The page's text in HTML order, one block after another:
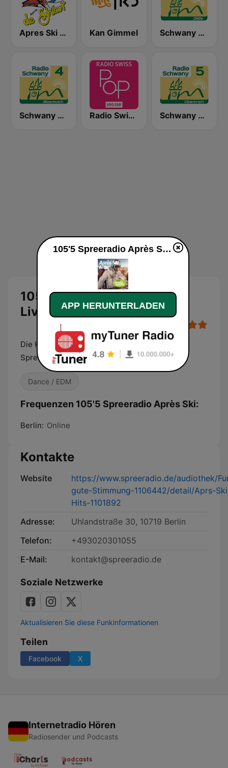
Apres Ski Radio Kan Gimmel Schwany Oldie
Schwany Radio 4 Radio Swiss Pop Schwany Radio 5 Oberkrain
105'5 Spreeradio Après Ski
Live
Die Hütte bebt, die Lederhosen fliegen –
Spreeradio Après Ski Hits!
Dance / EDM
Frequenzen 105'5 Spreeradio Après Ski:
Berlin: Online
Kontakte
Website
https://www.spreeradio.de/audiothek/
gute-Stimmung-1106442/detail/Aprs-
Hits-1101892
Adresse:
Uhlandstraße 30, 10719 Berlin
Telefon:
+493020301055
E-Mail:
kontakt@spreeradio.de
Soziale Netzwerke
Aktualisieren Sie diese Funkinformationen
Teilen
Facebook X
Internetradio Hören
Radiosender und Podcasts
105'5 Spreeradio Après Ski live
APP HERUNTERLADEN